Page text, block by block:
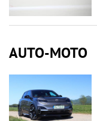
AUTO-MOTO